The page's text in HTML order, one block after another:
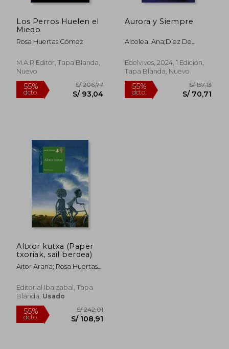
55%
dcto.
S/ 172,52
S/ 77,64
Los Perros Huelen el
Miedo
Rosa Huertas Gómez
M.A.R Editor, Tapa Blanda,
Nuevo
Aurora y Siempre
Alcolea. Ana;Díez De
Sifres. David;Gómez.
Ricardo;Gómez Cerdá.
Alfredo;Gómez Soto.
Jorge;González Rubio.
Paloma;Huertas Gómez.
Edelvives, 2024, 1 Edición,
Tapa Blanda, Nuevo
Altxor kutxa (Paper
txoriak, sail berdea)
Aitor Arana; Rosa Huertas
Editorial Ibaizabal, Tapa
Blanda, Usado